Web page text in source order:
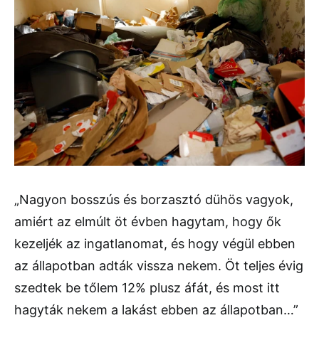
„Nagyon bosszús és borzasztó dühös vagyok,
amiért az elmúlt öt évben hagytam, hogy ők
kezeljék az ingatlanomat, és hogy végül ebben
az állapotban adták vissza nekem. Öt teljes évig
szedtek be tőlem 12% plusz áfát, és most itt
hagyták nekem a lakást ebben az állapotban…”